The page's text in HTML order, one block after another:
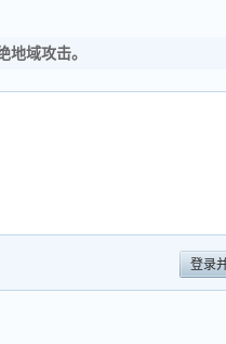
地域攻击。
登录